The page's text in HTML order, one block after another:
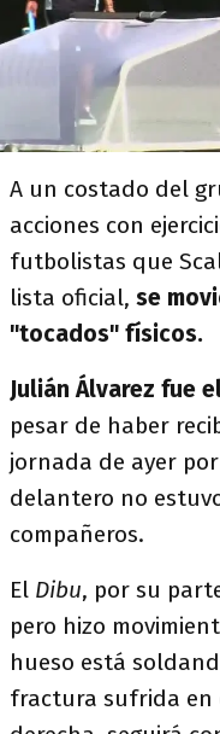
A un costado del
acciones con
futbolistas que
lista oficial, se
"tocados" físicos.
Julián Álvarez fue
pesar de haber
jornada de ayer
delantero no
compañeros.
El Dibu, por su
pero hizo
hueso está
fractura sufrida en